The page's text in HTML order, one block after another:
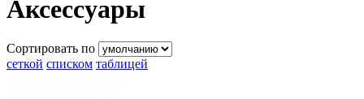
Аксессуары
Сортировать по
сеткой списком таблицей